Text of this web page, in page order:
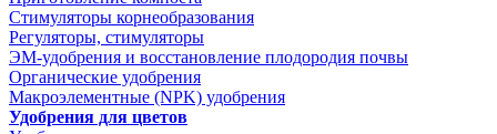
Стимуляторы корнеобразования
Регуляторы, стимуляторы
ЭМ-удобрения и восстановление плодородия почвы
Органические удобрения
Макроэлементные (NPK) удобрения
Удобрения для цветов